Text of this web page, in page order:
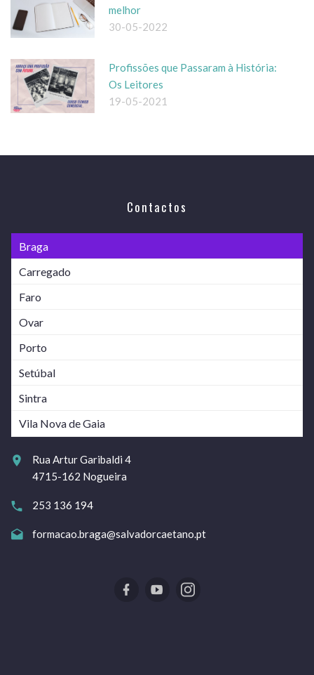
melhor
30-05-2022
Profissões que Passaram à História:
Os Leitores
19-05-2021
Contactos
Braga
Carregado
Faro
Ovar
Porto
Setúbal
Sintra
Vila Nova de Gaia
Rua Artur Garibaldi 4
4715-162 Nogueira
253 136 194
formacao.braga@salvadorcaetano.pt